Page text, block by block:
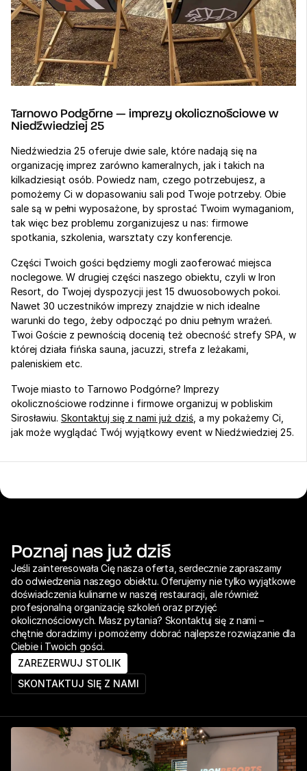
Tarnowo Podgórne — imprezy okolicznościowe w
Niedźwiedziej 25
Niedźwiedzia 25 oferuje dwie sale, które nadają się na
organizację imprez zarówno kameralnych, jak i takich na
kilkadziesiąt osób. Powiedz nam, czego potrzebujesz, a
pomożemy Ci w dopasowaniu sali pod Twoje potrzeby. Obie
sale są w pełni wyposażone, by sprostać Twoim wymaganiom,
tak więc bez problemu zorganizujesz u nas: firmowe
spotkania, szkolenia, warsztaty czy konferencje.
Części Twoich gości będziemy mogli zaoferować miejsca
noclegowe. W drugiej części naszego obiektu, czyli w Iron
Resort, do Twojej dyspozycji jest 15 dwuosobowych pokoi.
Nawet 30 uczestników imprezy znajdzie w nich idealne
warunki do tego, żeby odpocząć po dniu pełnym wrażeń.
Twoi Goście z pewnością docenią też obecność strefy SPA, w
której działa fińska sauna, jacuzzi, strefa z leżakami,
paleniskiem etc.
Twoje miasto to Tarnowo Podgórne? Imprezy
okolicznościowe rodzinne i firmowe organizuj w pobliskim
Sirosławiu. Skontaktuj się z nami już dziś , a my pokażemy Ci,
jak może wyglądać Twój wyjątkowy event w Niedźwiedziej 25.
Poznaj nas już dziś
Jeśli zainteresowała Cię nasza oferta, serdecznie zapraszamy
do odwiedzenia naszego obiektu. Oferujemy nie tylko wyjątkowe
doświadczenia kulinarne w naszej restauracji, ale również
profesjonalną organizację szkoleń oraz przyjęć
okolicznościowych. Masz pytania? Skontaktuj się z nami –
chętnie doradzimy i pomożemy dobrać najlepsze rozwiązanie dla
Ciebie i Twoich gości.
ZAREZERWUJ STOLIK
SKONTAKTUJ SIĘ Z NAMI